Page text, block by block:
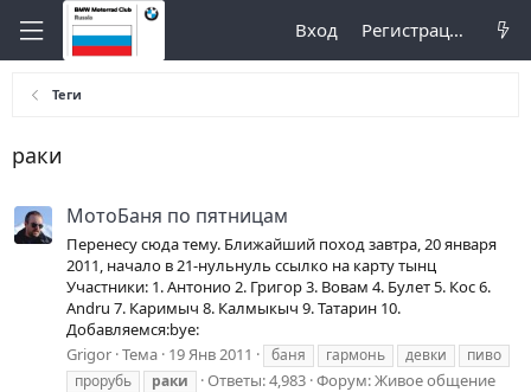
Вход Регистрация
Теги
раки
МотоБаня по пятницам
Перенесу сюда тему. Ближайший поход завтра, 20 января
2011, начало в 21-нульнуль ссылко на карту тынц
Участники: 1. Антонио 2. Григор 3. Вовам 4. Булет 5. Кос 6.
Andru 7. Каримыч 8. Калмыкыч 9. Татарин 10.
Добавляемся:bye:
Grigor Тема 19 Янв 2011 баня гармонь девки
пиво
прорубь
раки Ответы: 4,983 Форум:Живое общение